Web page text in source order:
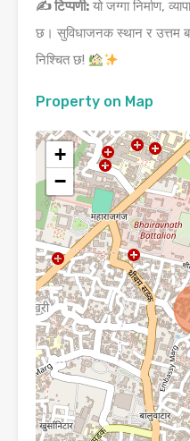
✍️ टिप्पणी: यो जग्गा निर्माण,
छ। सुविधाजनक स्थान र उत्तम
निश्चित छ!
Property on Map
+
−